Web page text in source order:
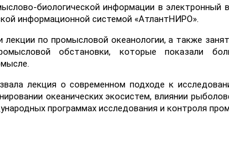
биологической информации в электронный
информационной системой «АтлантНИРО».
лекции по промысловой океанологии, а также
обстановки, которые показали
лекция о современном подходе к
океанических экосистем, влиянии
программах исследования и контроля